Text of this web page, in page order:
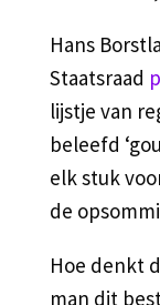
Hans
Staatsraad
lijstje van
beleefd
elk stuk
de
Hoe denkt
man dit